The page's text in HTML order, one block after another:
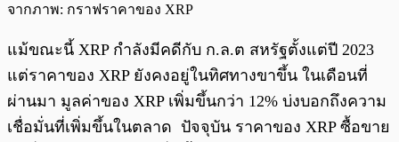
จากภาพ: กราฟราคาของ XRP
แม้ขณะนี้ XRP กำลังมีคดีกับ ก.ล.ต สหรัฐตั้งแต่ปี 2023
แต่ราคาของ XRP ยังคงอยู่ในทิศทางขาขึ้น ในเดือนที่
ผ่านมา มูลค่าของ XRP เพิ่มขึ้นกว่า 12% บ่งบอกถึงความ
เชื่อมั่นที่เพิ่มขึ้นในตลาด ปัจจุบัน ราคาของ XRP ซื้อขาย